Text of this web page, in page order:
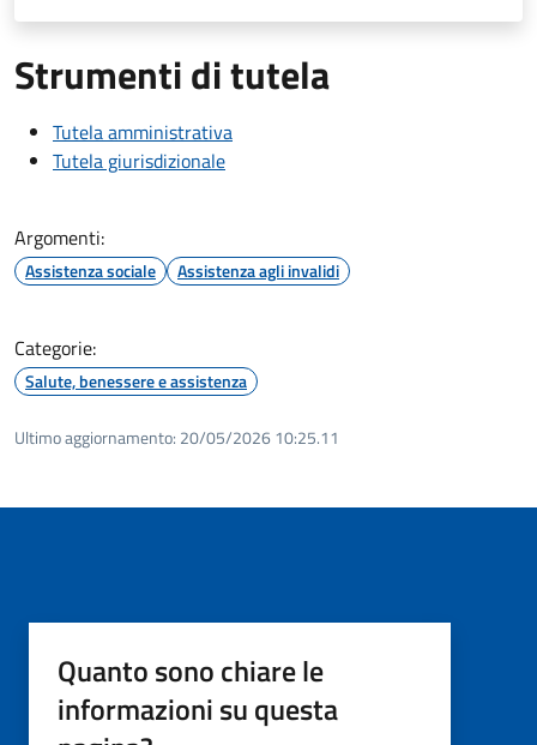
Strumenti di tutela
Tutela amministrativa
Tutela giurisdizionale
Argomenti:
Assistenza sociale Assistenza agli invalidi
Categorie:
Salute, benessere e assistenza
Ultimo aggiornamento: 20/05/2026 10:25.11
Quanto sono chiare le
informazioni su questa